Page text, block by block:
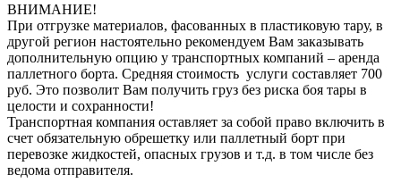
ВНИМАНИЕ!
При отгрузке материалов, фасованных в пластиковую тару, в
другой регион настоятельно рекомендуем Вам заказывать
дополнительную опцию у транспортных компаний – аренда
паллетного борта. Средняя стоимость услуги составляет 700
руб. Это позволит Вам получить груз без риска боя тары в
целости и сохранности!
Транспортная компания оставляет за собой право включить в
счет обязательную обрешетку или паллетный борт при
перевозке жидкостей, опасных грузов и т.д. в том числе без
ведома отправителя.